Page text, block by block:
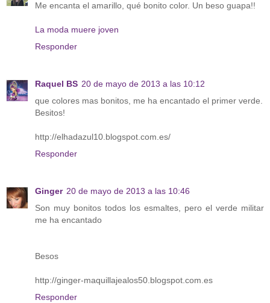
Me encanta el amarillo, qué bonito color. Un beso guapa!!
La moda muere joven
Responder
Raquel BS 20 de mayo de 2013 a las 10:12
que colores mas bonitos, me ha encantado el primer verde.
Besitos!
http://elhadazul10.blogspot.com.es/
Responder
Ginger 20 de mayo de 2013 a las 10:46
Son muy bonitos todos los esmaltes, pero el verde militar
me ha encantado
Besos
http://ginger-maquillajealos50.blogspot.com.es
Responder